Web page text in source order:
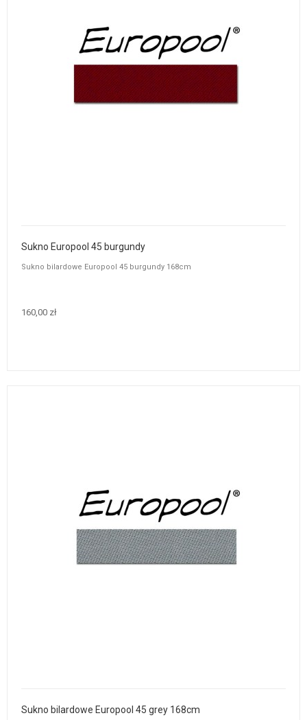
Sukno Europool 45 burgundy
Sukno bilardowe Europool 45 burgundy 168cm
160,00 zł
Sukno bilardowe Europool 45 grey 168cm